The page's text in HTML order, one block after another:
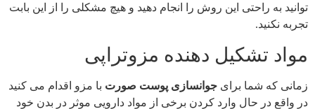
توانید به راحتی این روش را انجام دهید و هیچ مشکلی را از این بابت
تجربه نکنید.
مواد تشکیل دهنده مزوتراپی
زمانی که شما برای جوانسازی پوست صورت با مزو اقدام می کنید
در واقع در حال وارد کردن برخی از مواد دارویی موثر در بدن خود